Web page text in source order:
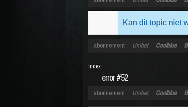
Kan dit topic niet
abonnement Unibet Coolblue
error #52
Index
abonnement Unibet Coolblue